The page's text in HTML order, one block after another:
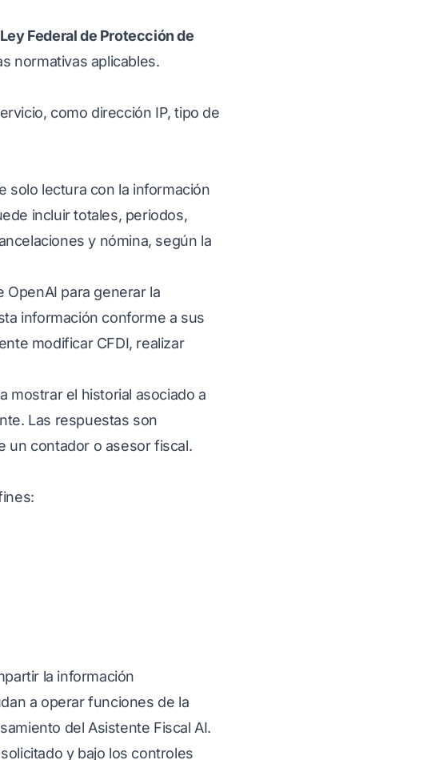
Ley Federal de Protección de
normativas aplicables.
como dirección IP, tipo de
solo lectura con la información
incluir totales, periodos,
y nómina, según la
OpenAI para generar la
información conforme a sus
modificar CFDI, realizar
mostrar el historial asociado a
Las respuestas son
un contador o asesor fiscal.
la información
a operar funciones de la
del Asistente Fiscal AI.
y bajo los controles